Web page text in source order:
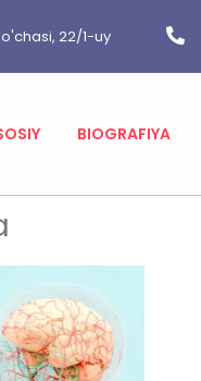
22/1-uy
BIOGRAFIYA